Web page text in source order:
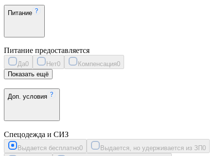
Питание
Питание предоставляется
Да0 Нет0 Компенсация0
Показать ещё
Доп. условия
Спецодежда и СИЗ
Выдается бесплатно0 Выдается, но удерживается из ЗП0